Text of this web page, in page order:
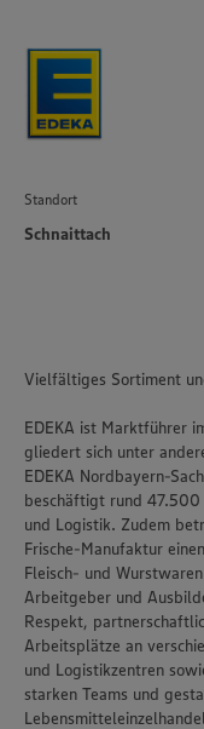
Standort
Schnaittach
Vielfältiges Sortiment
EDEKA ist Marktführer
gliedert sich unter
EDEKA Nordbayern-
beschäftigt rund 47.500
und Logistik. Zudem
Frische-Manufaktur
Fleisch- und
Arbeitgeber und
Respekt,
Arbeitsplätze an
und Logistikzentren
starken Teams und